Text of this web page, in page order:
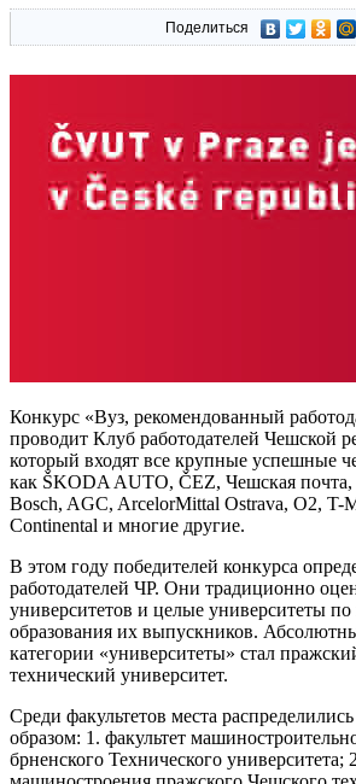
Поделиться
Конкурс «Вуз, рекомендованный
проводит Клуб работодателей Чешской
который входят все крупные успешные
как ŠKODA AUTO, ČEZ, Чешская
Bosch, AGC, ArcelorMittal Ostrava, O2, T-
Continental и многие другие.
В этом году победителей конкурса
работодателей ЧР. Они традиционно
университетов и целые университеты по
образования их выпускников.
категории «университеты» стал
технический университет.
Среди факультетов места
образом: 1. факультет
брненского Технического университета;